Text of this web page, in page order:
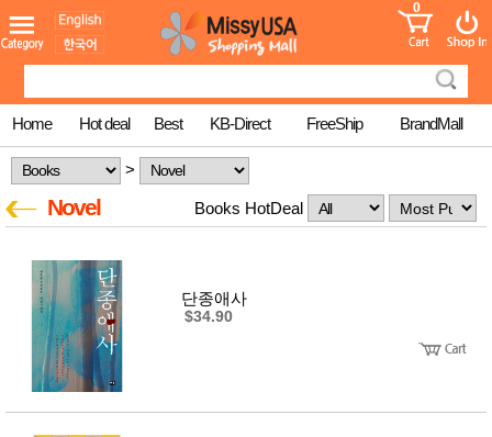
도 어린이
청소년
컬러링
북
한국학
습지
습지
꽃배송
홍삼전
문브랜
드
건강보
조제품
기능성
건강식
MissyShop
Login
0
Home Hot deal Best KB-Direct FreeShip BrandMall
>
Novel Books HotDeal
단종애사
$34.90